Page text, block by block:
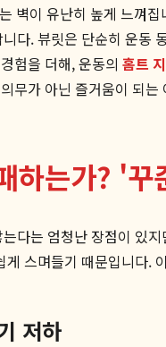
벽이 유난히 높게 느껴
다. 뷰릿은 단순히 운동
경험을 더해, 운동의 홈트
무가 아닌 즐거움이 되
하는가? '
다는 엄청난 장점이 있
스며들기 때문입니다.
저하